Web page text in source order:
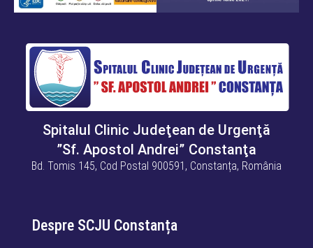
Spitalul Clinic Judeţean de Urgenţă
”Sf. Apostol Andrei” Constanţa
Bd. Tomis 145, Cod Postal 900591, Constanța, România
Despre SCJU Constanța